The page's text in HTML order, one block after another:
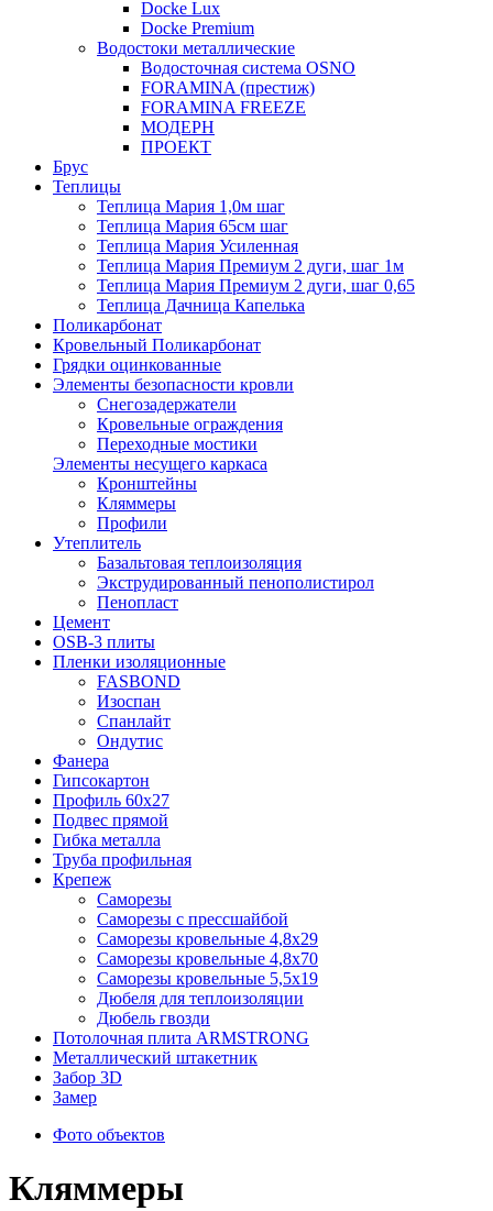
Docke Lux
Docke Premium
Водостоки металлические
Водосточная система OSNO
FORAMINA (престиж)
FORAMINA FREEZE
МОДЕРН
ПРОЕКТ
Брус
Теплицы
Теплица Мария 1,0м шаг
Теплица Мария 65см шаг
Теплица Мария Усиленная
Теплица Мария Премиум 2 дуги, шаг 1м
Теплица Мария Премиум 2 дуги, шаг 0,65
Теплица Дачница Капелька
Поликарбонат
Кровельный Поликарбонат
Грядки оцинкованные
Элементы безопасности кровли
Снегозадержатели
Кровельные ограждения
Переходные мостики
Элементы несущего каркаса
Кронштейны
Кляммеры
Профили
Утеплитель
Базальтовая теплоизоляция
Экструдированный пенополистирол
Пенопласт
Цемент
OSB-3 плиты
Пленки изоляционные
FASBOND
Изоспан
Спанлайт
Ондутис
Фанера
Гипсокартон
Профиль 60х27
Подвес прямой
Гибка металла
Труба профильная
Крепеж
Саморезы
Саморезы с прессшайбой
Саморезы кровельные 4,8х29
Саморезы кровельные 4,8х70
Саморезы кровельные 5,5х19
Дюбеля для теплоизоляции
Дюбель гвозди
Потолочная плита ARMSTRONG
Металлический штакетник
Забор 3D
Замер
Фото объектов
Кляммеры